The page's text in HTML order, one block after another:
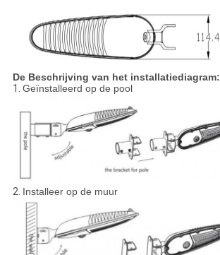
De Beschrijving van het installatiediagram:
1. Geïnstalleerd op de pool
2. Installeer op de muur